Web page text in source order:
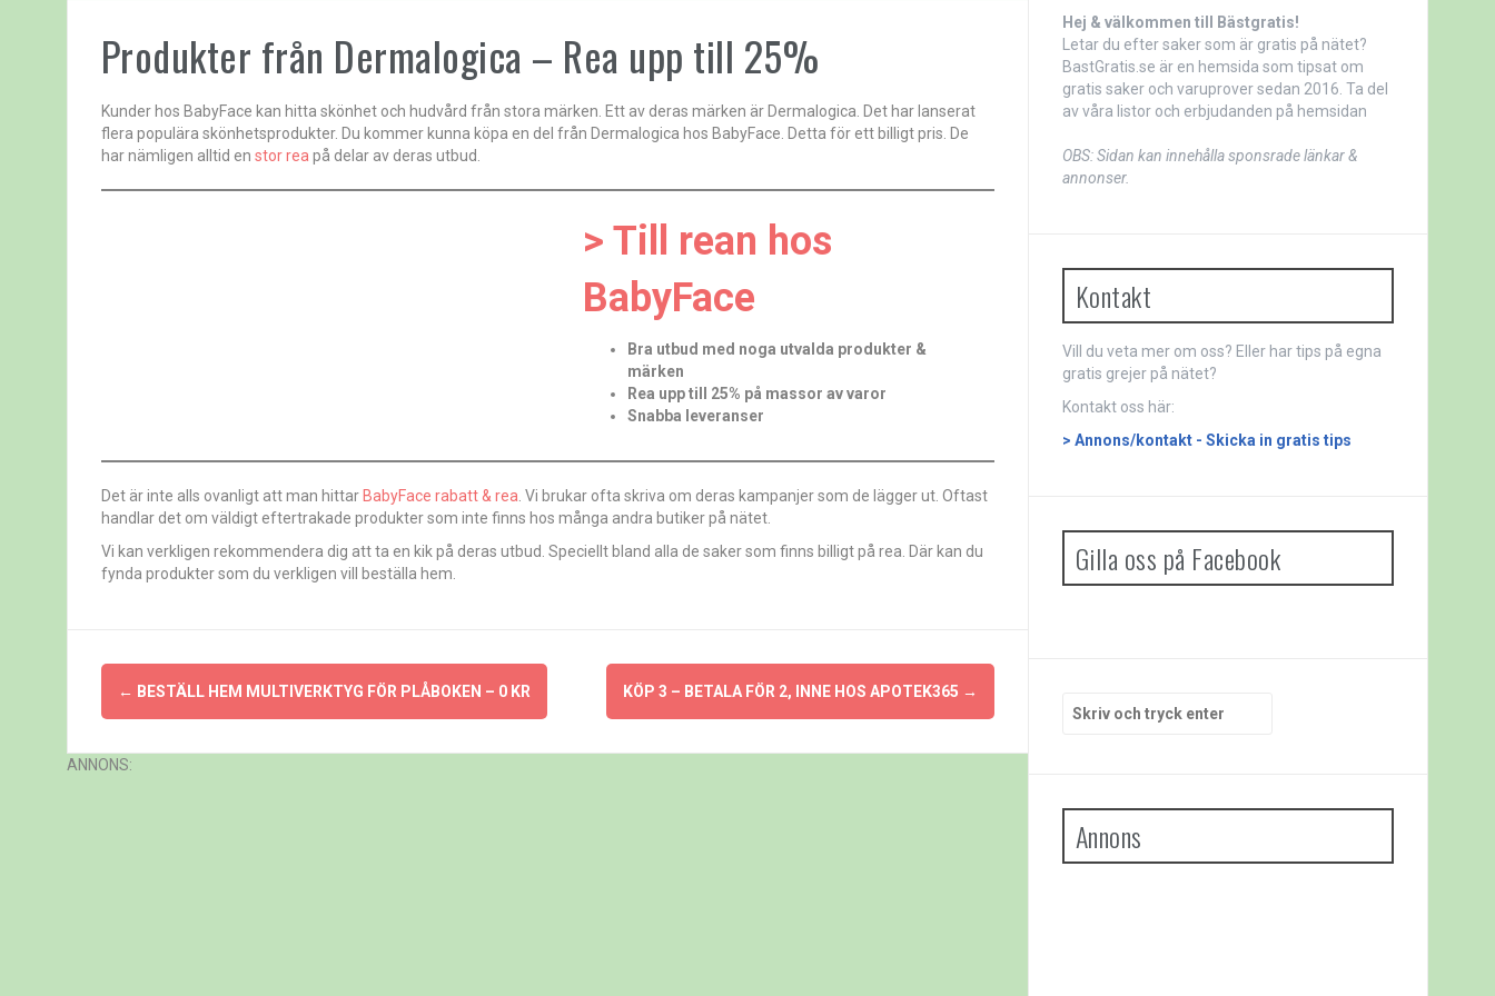
Produkter från Dermalogica – Rea upp till 25%
Kunder hos BabyFace kan hitta skönhet och hudvård från stora märken. Ett av deras märken är Dermalogica. Det har lanserat
flera populära skönhetsprodukter. Du kommer kunna köpa en del från Dermalogica hos BabyFace. Detta för ett billigt pris. De
har nämligen alltid en stor reapå delar av deras utbud.
> Till rean hos
BabyFace
Bra utbud med noga utvalda produkter &
märken
Rea upp till 25% på massor av varor
Snabba leveranser
Det är inte alls ovanligt att man hittar BabyFace rabatt & rea. Vi brukar ofta skriva om deras kampanjer som de lägger ut. Oftast
handlar det om väldigt eftertrakade produkter som inte finns hos många andra butiker på nätet.
Vi kan verkligen rekommendera dig att ta en kik på deras utbud. Speciellt bland alla de saker som finns billigt på rea. Där kan du
fynda produkter som du verkligen vill beställa hem.
Inläggsnavigering
← BESTÄLL HEM MULTIVERKTYG FÖR PLÅBOKEN – 0 KR KÖP 3 – BETALA FÖR 2, INNE HOS APOTEK365 →
ANNONS:
Hej & välkommen till Bästgratis!
Letar du efter saker som är gratis på nätet?
BastGratis.se är en hemsida som tipsat om
gratis saker och varuprover sedan 2016. Ta del
av våra listor och erbjudanden på hemsidan
OBS: Sidan kan innehålla sponsrade länkar &
annonser.
Kontakt
Vill du veta mer om oss? Eller har tips på egna
gratis grejer på nätet?
Kontakt oss här:
> Annons/kontakt - Skicka in gratis tips
Gilla oss på Facebook
Sök
efter:
Annons